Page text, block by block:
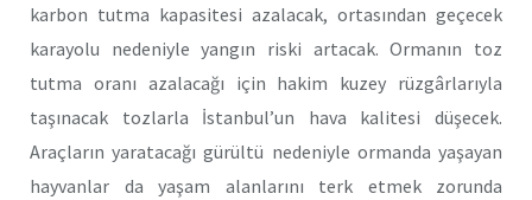
karbon tutma kapasitesi azalacak, ortasından geçecek
karayolu nedeniyle yangın riski artacak. Ormanın toz
tutma oranı azalacağı için hakim kuzey rüzgârlarıyla
taşınacak tozlarla İstanbul’un hava kalitesi düşecek.
Araçların yaratacağı gürültü nedeniyle ormanda yaşayan
hayvanlar da yaşam alanlarını terk etmek zorunda